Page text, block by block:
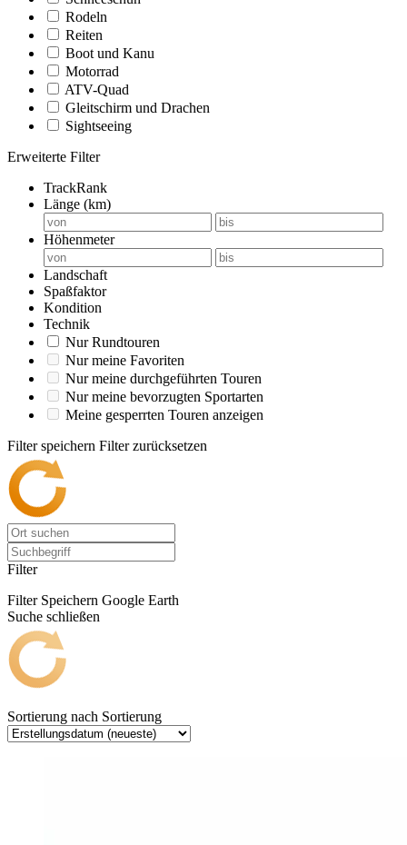
Rodeln
Reiten
Boot und Kanu
Motorrad
ATV-Quad
Gleitschirm und Drachen
Sightseeing
Erweiterte Filter
TrackRank
Länge (km)
Höhenmeter
Landschaft
Spaßfaktor
Kondition
Technik
Nur Rundtouren
Nur meine Favoriten
Nur meine durchgeführten Touren
Nur meine bevorzugten Sportarten
Meine gesperrten Touren anzeigen
Filter speichern Filter zurücksetzen
Filter
Filter Speichern Google Earth
Suche schließen
Sortierung nach Sortierung